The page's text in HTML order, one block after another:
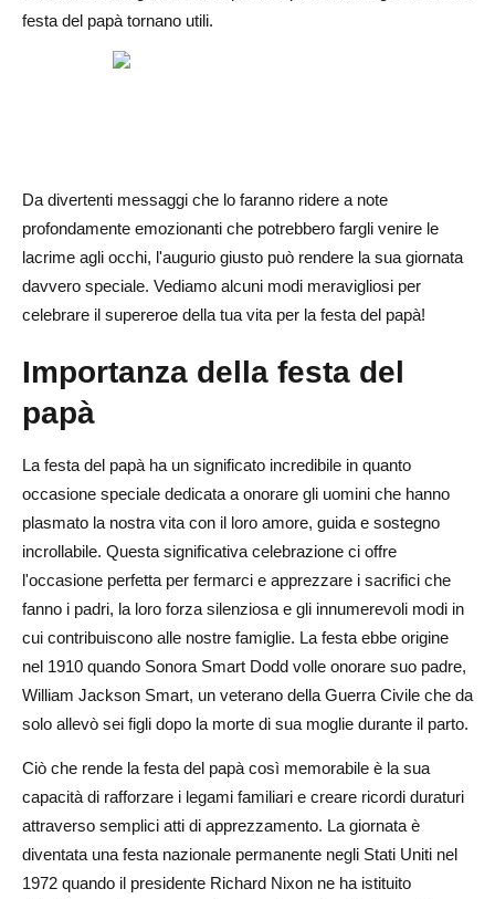
festa del papà tornano utili.
Da divertenti messaggi che lo faranno ridere a note
profondamente emozionanti che potrebbero fargli venire le
lacrime agli occhi, l'augurio giusto può rendere la sua giornata
davvero speciale. Vediamo alcuni modi meravigliosi per
celebrare il supereroe della tua vita per la festa del papà!
Importanza della festa del
papà
La festa del papà ha un significato incredibile in quanto
occasione speciale dedicata a onorare gli uomini che hanno
plasmato la nostra vita con il loro amore, guida e sostegno
incrollabile. Questa significativa celebrazione ci offre
l'occasione perfetta per fermarci e apprezzare i sacrifici che
fanno i padri, la loro forza silenziosa e gli innumerevoli modi in
cui contribuiscono alle nostre famiglie. La festa ebbe origine
nel 1910 quando Sonora Smart Dodd volle onorare suo padre,
William Jackson Smart, un veterano della Guerra Civile che da
solo allevò sei figli dopo la morte di sua moglie durante il parto.
Ciò che rende la festa del papà così memorabile è la sua
capacità di rafforzare i legami familiari e creare ricordi duraturi
attraverso semplici atti di apprezzamento. La giornata è
diventata una festa nazionale permanente negli Stati Uniti nel
1972 quando il presidente Richard Nixon ne ha istituito